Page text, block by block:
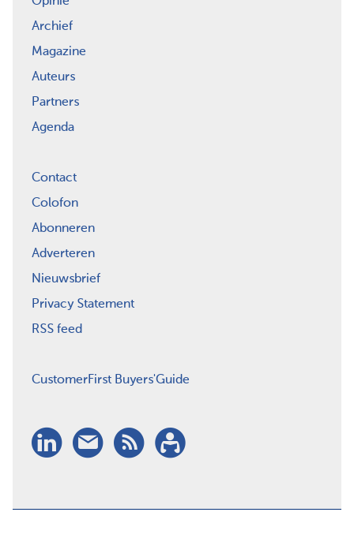
Archief
Magazine
Auteurs
Partners
Agenda
Contact
Colofon
Abonneren
Adverteren
Nieuwsbrief
Privacy Statement
RSS feed
CustomerFirst Buyers'Guide
LinkedIn
Nieuwsbrief
RSSAbonneren